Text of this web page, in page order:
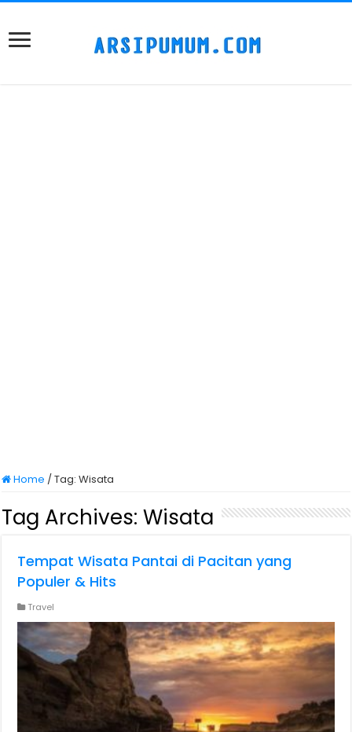
Home /Tag:Wisata
Tag Archives:Wisata
Tempat Wisata Pantai di Pacitan yang
Populer & Hits
Travel